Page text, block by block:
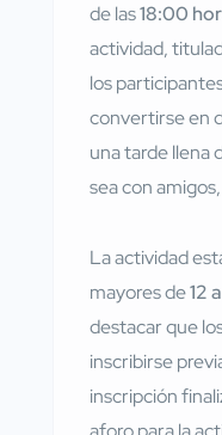
de las18:00
actividad,
los
convertirse en
una tarde llena
sea con
La actividad
mayores de12
destacar que
inscribirse
inscripción